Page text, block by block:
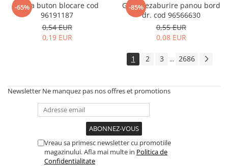
-65%
Rama buton blocare cod
96191187
0,54 EUR
0,19 EUR
-85%
Grila dezaburire panou bord
dr. cod 96566630
0,55 EUR
0,08 EUR
1 2 3 ... 2686
Newsletter Ne manquez pas nos offres et promotions
Vreau sa primesc newsletter cu promotiile
magazinului. Afla mai multe in Politica de
Confidentialitate